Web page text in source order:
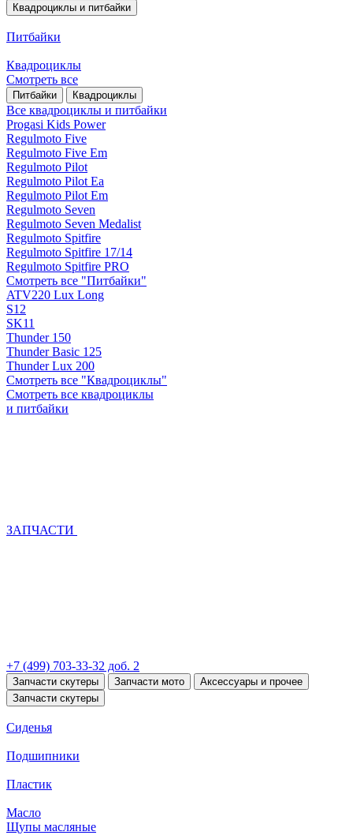
Квадроциклы и питбайки
Питбайки
Квадроциклы
Смотреть все
Питбайки Квадроциклы
Все квадроциклы и питбайки
Progasi Kids Power
Regulmoto Five
Regulmoto Five Em
Regulmoto Pilot
Regulmoto Pilot Ea
Regulmoto Pilot Em
Regulmoto Seven
Regulmoto Seven Medalist
Regulmoto Spitfire
Regulmoto Spitfire 17/14
Regulmoto Spitfire PRO
Смотреть все "Питбайки"
ATV220 Lux Long
S12
SK11
Thunder 150
Thunder Basic 125
Thunder Lux 200
Смотреть все "Квадроциклы"
Смотреть все квадроциклы
и питбайки
ЗАПЧАСТИ
+7 (499) 703-33-32 доб. 2
Запчасти скутеры Запчасти мото
Аксессуары и прочее
Запчасти скутеры
Сиденья
Подшипники
Пластик
Масло
Щупы масляные